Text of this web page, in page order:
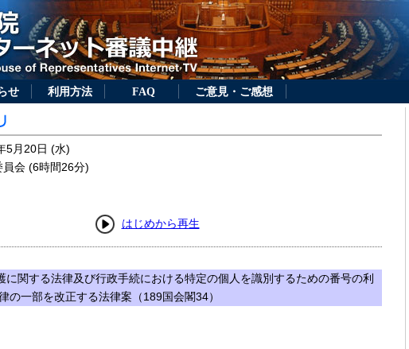
せ 利用方法 FAQ ご意見・ご感想
5月20日 (水)
員会 (6時間26分)
はじめから再生
に関する法律及び行政手続における特定の個人を識別するための番号の利
の一部を改正する法律案（189国会閣34）